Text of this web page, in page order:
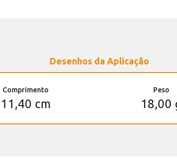
Desenhos da Aplicação
Comprimento
11,40 cm
Peso
18,00